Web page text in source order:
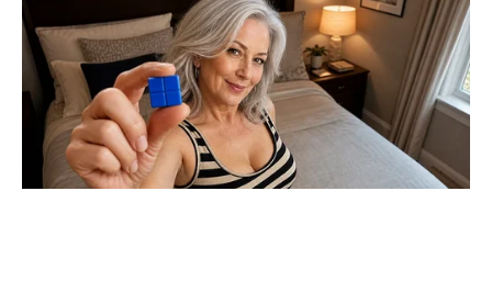
© 2025 EVIANEWS του Γιώργου Κουτσελίνη